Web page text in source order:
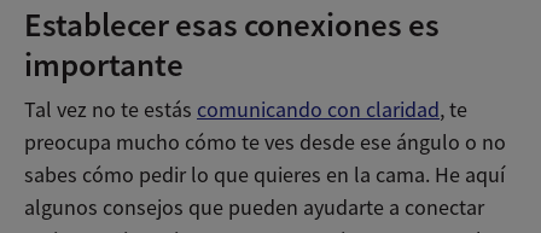
Establecer esas conexiones es
importante
Tal vez no te estás comunicando con claridad, te
preocupa mucho cómo te ves desde ese ángulo o no
sabes cómo pedir lo que quieres en la cama. He aquí
algunos consejos que pueden ayudarte a conectar